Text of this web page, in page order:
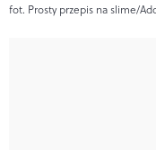
fot. Prosty przepis na slime/